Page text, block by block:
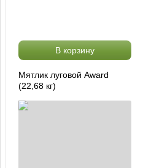
В корзину
Мятлик луговой Award
(22,68 кг)